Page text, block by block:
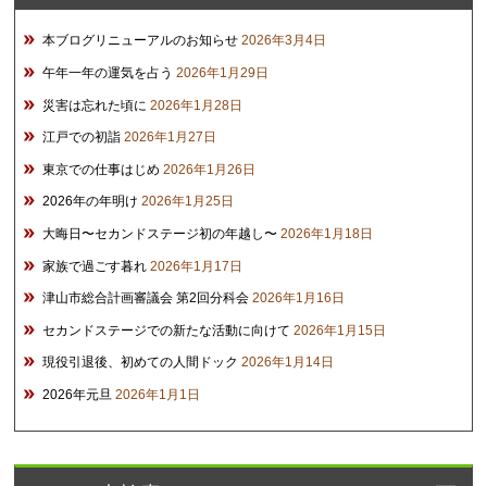
本ブログリニューアルのお知らせ 2026年3月4日
午年一年の運気を占う 2026年1月29日
災害は忘れた頃に 2026年1月28日
江戸での初詣 2026年1月27日
東京での仕事はじめ 2026年1月26日
2026年の年明け 2026年1月25日
大晦日〜セカンドステージ初の年越し〜 2026年1月18日
家族で過ごす暮れ 2026年1月17日
津山市総合計画審議会 第2回分科会 2026年1月16日
セカンドステージでの新たな活動に向けて 2026年1月15日
現役引退後、初めての人間ドック 2026年1月14日
2026年元旦 2026年1月1日